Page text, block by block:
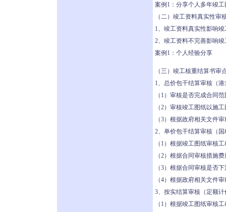
案例1：分享个人多年竣
（二）竣工资料真实性审
1、竣工资料真实性影响
2、竣工资料不完善影响
案例1：个人经验分享
（三）竣工核重结算书审
1、总价包干结算审核（
（1）审核是否完成合同
（2）审核竣工图纸以施
（3）根据政府相关文件
2、单价包干结算审核（
（1）根据竣工图纸审核
（2）根据合同审核措施
（3）根据合同审核是否
（4）根据政府相关文件
3、按实结算审核（定额
（1）根据竣工图纸审核